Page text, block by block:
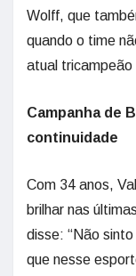
Wolff, que
quando o time
atual
Campanha de
continuidade
Com 34 anos,
brilhar nas
disse: “Não
que nesse